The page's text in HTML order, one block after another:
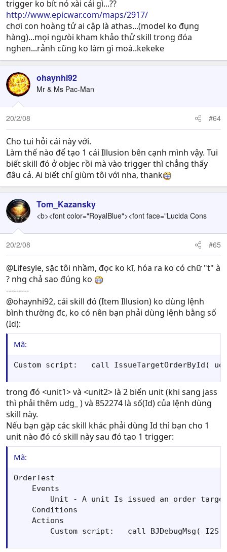
trigger ko bít nó xài cái gì...??
http://www.epicwar.com/maps/2917/
chơi con hoàng tử ai cập là athas...(model ko đụng
hàng)...mọi ngưòi kham khảo thử skill trong đóa
nghen...rảnh cũng ko làm gì moà..kekeke
ohaynhi92
Mr & Ms Pac-Man
20/2/08 #64
Cho tui hỏi cái này với.
Làm thế nào để tạo 1 cái Illusion bên cạnh mình vậy. Tui
biết skill đó ở objec rồi mà vào trigger thì chẳng thấy
đâu cả. Ai biết chỉ giùm tôi với nha, thank
Tom_Kazansky
<b><font color="RoyalBlue"><font face="Lucida Cons
20/2/08 #65
@Lifesyle, sặc tôi nhầm, đọc ko kĩ, hóa ra ko có chữ "t" à
? nhg chả sao đúng ko
---------
@ohaynhi92, cái skill đó (Item Illusion) ko dùng lệnh
bình thường đc, ko có nên bạn phải dùng lệnh bằng số
(Id):
Mã:
Custom script:   call IssueTargetOrderById(
trong đó <unit1> và <unit2> là 2 biến unit (khi sang jass
thì phải thêm udg_ ) và 852274 là số(Id) của lệnh dùng
skill này.
Nếu bạn gặp các skill khác phải dùng Id thì bạn cho 1
unit nào đó có skill này sau đó tạo 1 trigger:
Mã:
OrderTest
    Events
Unit - A unit Is issued an order
    Conditions
    Actions
Custom script:   call BJDebugMsg(